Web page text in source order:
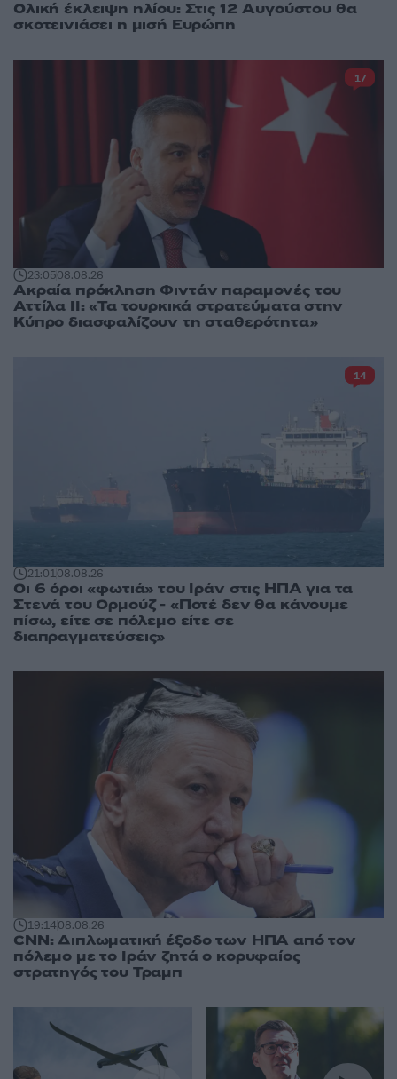
Ολική έκλειψη ηλίου: Στις 12 Αυγούστου θα
σκοτεινιάσει η μισή Ευρώπη
23:0508.08.26
Ακραία πρόκληση Φιντάν παραμονές του
Αττίλα ΙΙ: «Τα τουρκικά στρατεύματα στην
Κύπρο διασφαλίζουν τη σταθερότητα»
17
21:0108.08.26
Οι 6 όροι «φωτιά» του Ιράν στις ΗΠΑ για τα
Στενά του Ορμούζ - «Ποτέ δεν θα κάνουμε
πίσω, είτε σε πόλεμο είτε σε
διαπραγματεύσεις»
14
19:1408.08.26
CNN: Διπλωματική έξοδο των ΗΠΑ από τον
πόλεμο με το Ιράν ζητά ο κορυφαίος
στρατηγός του Τραμπ